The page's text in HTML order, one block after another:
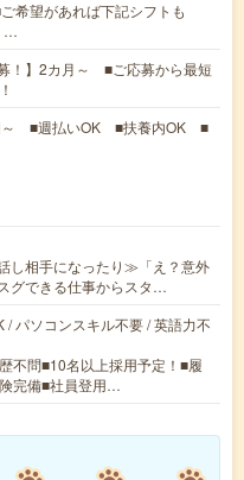
希望があれば下記シフトも
…
！】2カ月～ ■ご応募から最短
～ ■週払いOK ■扶養内OK ■
し相手になったり≫「え？意外
グできる仕事からスタ…
/ パソコンスキル不要 / 英語力不
不問■10名以上採用予定！■履
完備■社員登用…